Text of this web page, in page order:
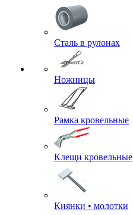
Сталь в рулонах
Ножницы
Рамка кровельные
Клещи кровельные
Киянки • молотки